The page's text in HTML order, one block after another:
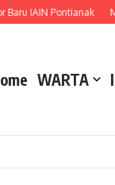
Baru IAIN Pontianak
WARTA